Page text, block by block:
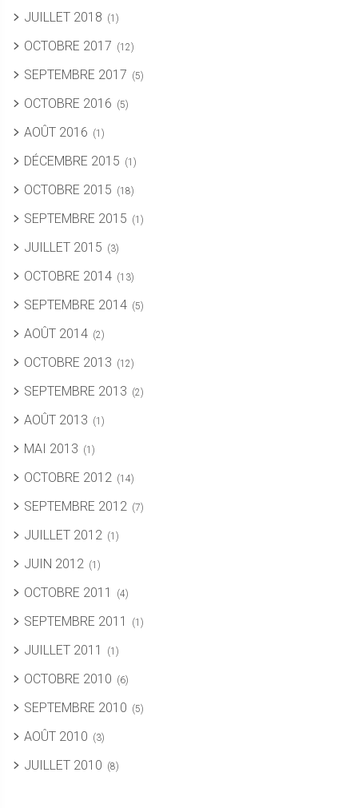
JUILLET 2018 (1)
OCTOBRE 2017 (12)
SEPTEMBRE 2017 (5)
OCTOBRE 2016 (5)
AOÛT 2016 (1)
DÉCEMBRE 2015 (1)
OCTOBRE 2015 (18)
SEPTEMBRE 2015 (1)
JUILLET 2015 (3)
OCTOBRE 2014 (13)
SEPTEMBRE 2014 (5)
AOÛT 2014 (2)
OCTOBRE 2013 (12)
SEPTEMBRE 2013 (2)
AOÛT 2013 (1)
MAI 2013 (1)
OCTOBRE 2012 (14)
SEPTEMBRE 2012 (7)
JUILLET 2012 (1)
JUIN 2012 (1)
OCTOBRE 2011 (4)
SEPTEMBRE 2011 (1)
JUILLET 2011 (1)
OCTOBRE 2010 (6)
SEPTEMBRE 2010 (5)
AOÛT 2010 (3)
JUILLET 2010 (8)